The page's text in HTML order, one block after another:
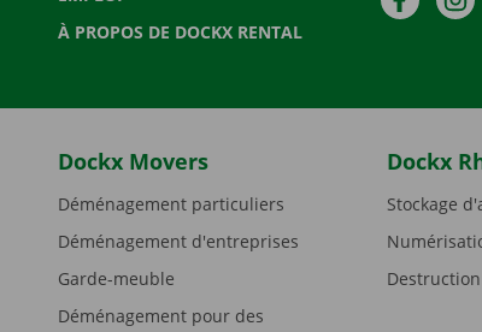
À PROPOS DE DOCKX RENTAL
Dockx Movers
Déménagement particuliers
Déménagement d'entreprises
Garde-meuble
Déménagement pour des
Dockx
Stockage